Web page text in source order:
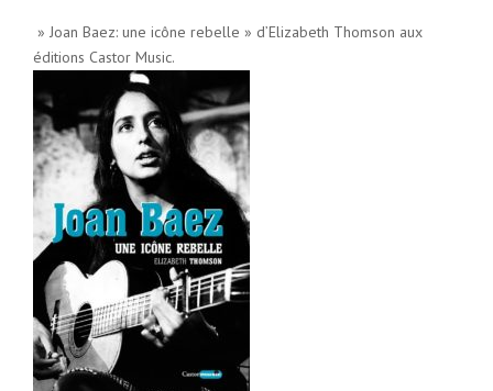
» Joan Baez: une icône rebelle » d’Elizabeth Thomson aux
éditions Castor Music.